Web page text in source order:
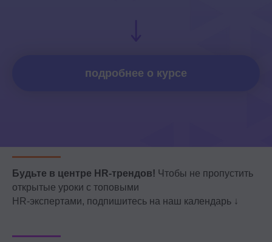
подробнее о курсе
Будьте в центре HR-трендов! Чтобы не пропустить
открытые уроки с топовыми
HR-экспертами, подпишитесь на наш календарь ↓
Политика конфиденциальности
Стать преподавателем
Стать партнёром
Стать автором блога
Реферальная программа